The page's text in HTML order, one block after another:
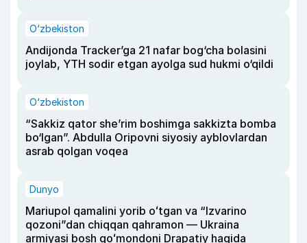
O‘zbekiston
Andijonda Tracker’ga 21 nafar bog‘cha bolasini
joylab, YTH sodir etgan ayolga sud hukmi o‘qildi
O‘zbekiston
“Sakkiz qator she’rim boshimga sakkizta bomba
bo‘lgan”. Abdulla Oripovni siyosiy ayblovlardan
asrab qolgan voqea
Dunyo
Mariupol qamalini yorib oʻtgan va “Izvarino
qozoni”dan chiqqan qahramon — Ukraina
armiyasi bosh qoʻmondoni Drapatiy haqida